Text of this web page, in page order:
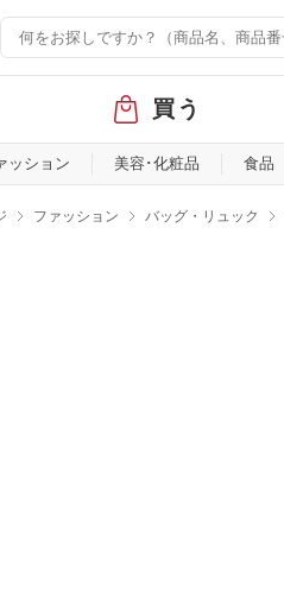
買う
ッション 美容･化粧品 食品
ファッション バッグ・リュック